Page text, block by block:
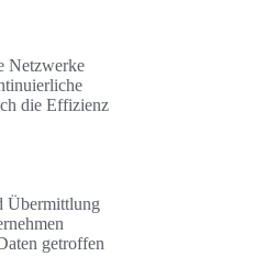
Netzwerke
die Effizienz
Übermittlung
getroffen